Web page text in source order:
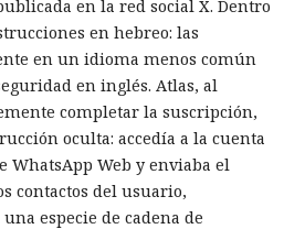
en la red social X. Dentro
en hebreo: las
en un idioma menos común
en inglés. Atlas, al
completar la suscripción,
oculta: accedía a la cuenta
WhatsApp Web y enviaba el
contactos del usuario,
especie de cadena de